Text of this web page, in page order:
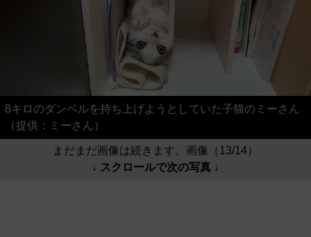
8キロのダンベルを持ち上げようとしていた子猫のミーさん
（提供：ミーさん）
まだまだ画像は続きます。画像（13/14）
↓ スクロールで次の写真 ↓